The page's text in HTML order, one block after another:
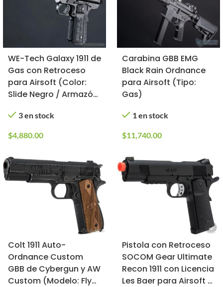
WE-Tech Galaxy 1911 de
Gas con Retroceso
para Airsoft (Color:
Slide Negro / Armazón
Premium)
3 en stock
$4,880.00
Carabina GBB EMG
Black Rain Ordnance
para Airsoft (Tipo:
Gas)
1 en stock
$11,740.00
Colt 1911 Auto-
Ordnance Custom
GBB de Cybergun y AW
Custom (Modelo: Fly
Pistola con Retroceso
SOCOM Gear Ultimate
Recon 1911 con Licencia
Les Baer para Airsoft /